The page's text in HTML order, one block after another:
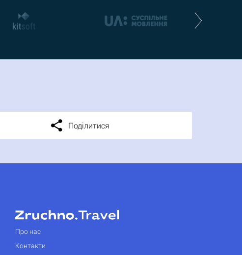
Поділитися
Про нас
Контакти